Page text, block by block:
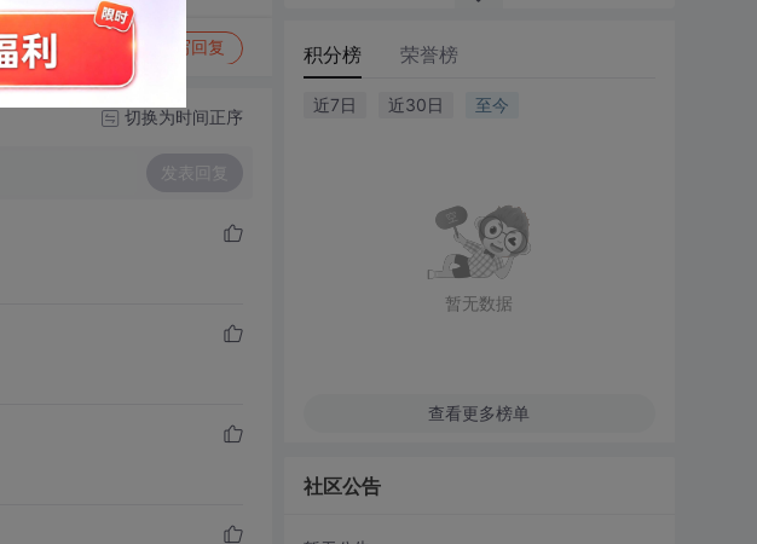
写回复
切换为时间正序
发表回复
积分榜 荣誉榜
近7日 近30日 至今
暂无数据
查看更多榜单
社区公告